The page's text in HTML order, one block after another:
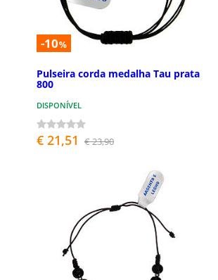
-10%
Pulseira corda medalha Tau prata
800
DISPONÍVEL
€ 21,51 € 23,90